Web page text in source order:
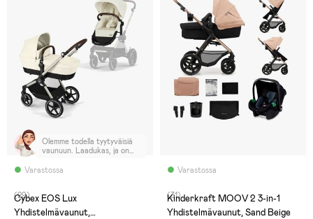
Varastossa
Olemme todella tyytyväisiä
vaunuun. Laadukas, ja on
(29)
Cybex EOS Lux
Yhdistelmävaunut,
Varastossa
(31)
Kinderkraft MOOV 2 3-in-1
Yhdistelmävaunut, Sand Beige